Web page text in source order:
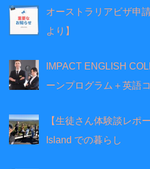
オーストラリアビザ申
より】
IMPACT ENGLISH
ーンプログラム＋英語
【生徒さん体験談レポ
Island での暮らし